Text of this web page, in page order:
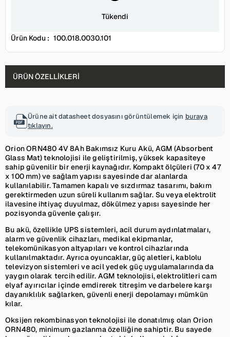
Tükendi
Ürün Kodu : 100.018.0030.101
ÜRÜN ÖZELLIKLERI
Ürüne ait datasheet dosyasını görüntülemek için buraya
tıklayın.
Orion ORN480 4V 8Ah Bakımsız Kuru Akü, AGM (Absorbent
Glass Mat) teknolojisi ile geliştirilmiş, yüksek kapasiteye
sahip güvenilir bir enerji kaynağıdır. Kompakt ölçüleri (70 x 47
x 100 mm) ve sağlam yapısı sayesinde dar alanlarda
kullanılabilir. Tamamen kapalı ve sızdırmaz tasarımı, bakım
gerektirmeden uzun süreli kullanım sağlar. Su veya elektrolit
ilavesine ihtiyaç duyulmaz, dökülmez yapısı sayesinde her
pozisyonda güvenle çalışır.
Bu akü, özellikle UPS sistemleri, acil durum aydınlatmaları,
alarm ve güvenlik cihazları, medikal ekipmanlar,
telekomünikasyon altyapıları ve kontrol cihazlarında
kullanılmaktadır. Ayrıca oyuncaklar, güç aletleri, kablolu
televizyon sistemleri ve acil yedek güç uygulamalarında da
yaygın olarak tercih edilir. AGM teknolojisi, elektrolitleri cam
elyaf ayırıcılar içinde emdirerek titreşim ve darbelere karşı
dayanıklılık sağlarken, güvenli enerji depolamayı mümkün
kılar.
Oksijen rekombinasyon teknolojisi ile donatılmış olan Orion
ORN480, minimum gazlanma özelliğine sahiptir. Bu sayede